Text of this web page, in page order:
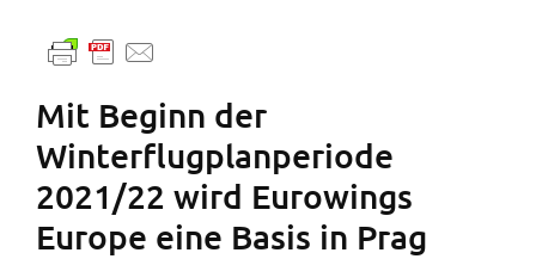
Mit Beginn der
Winterflugplanperiode
2021/22 wird Eurowings
Europe eine Basis in Prag